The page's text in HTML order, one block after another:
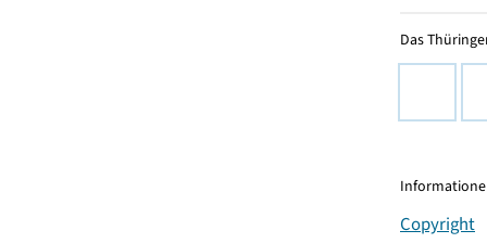
Das
Copyright